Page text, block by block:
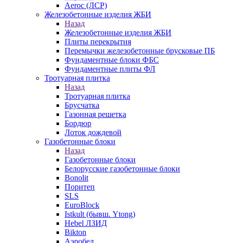
Aeroc (ЛСР)
Железобетонные изделия ЖБИ
Назад
Железобетонные изделия ЖБИ
Плиты перекрытия
Перемычки железобетонные брусковые ПБ
Фундаментные блоки ФБС
Фундаментные плиты ФЛ
Тротуарная плитка
Назад
Тротуарная плитка
Брусчатка
Газонная решетка
Бордюр
Лоток дождевой
Газобетонные блоки
Назад
Газобетонные блоки
Белорусские газобетонные блоки
Bonolit
Поритеп
SLS
EuroBlock
Istkult (бывш. Ytong)
Hebel ЛЗИД
Bikton
Аэробел